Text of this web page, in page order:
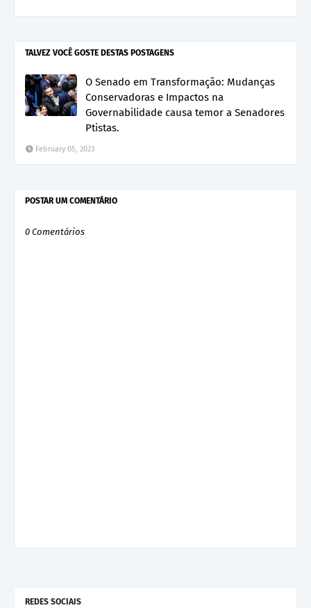
TALVEZ VOCÊ GOSTE DESTAS POSTAGENS
O Senado em Transformação: Mudanças
Conservadoras e Impactos na
Governabilidade causa temor a Senadores
Ptistas.
February 05, 2023
POSTAR UM COMENTÁRIO
0 Comentários
REDES SOCIAIS